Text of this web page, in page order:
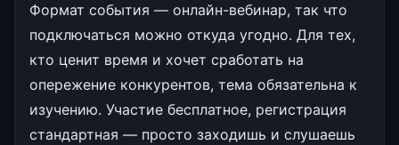
Формат события — онлайн-вебинар, так что
подключаться можно откуда угодно. Для тех,
кто ценит время и хочет сработать на
опережение конкурентов, тема обязательна к
изучению. Участие бесплатное, регистрация
стандартная — просто заходишь и слушаешь